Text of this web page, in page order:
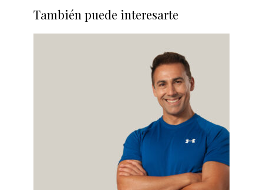
También puede interesarte